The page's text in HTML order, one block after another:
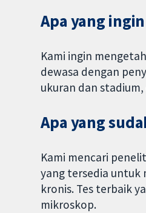
Apa yang
Kami ingin
dewasa dengan
ukuran dan
Apa yang
Kami mencari
yang tersedia untuk
kronis. Tes terbaik
mikroskop.